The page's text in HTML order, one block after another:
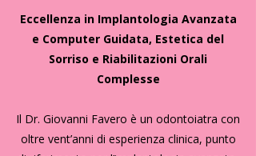
Eccellenza in Implantologia Avanzata
e Computer Guidata, Estetica del
Sorriso e Riabilitazioni Orali
Complesse
Il Dr. Giovanni Favero è un odontoiatra con
oltre vent’anni di esperienza clinica, punto